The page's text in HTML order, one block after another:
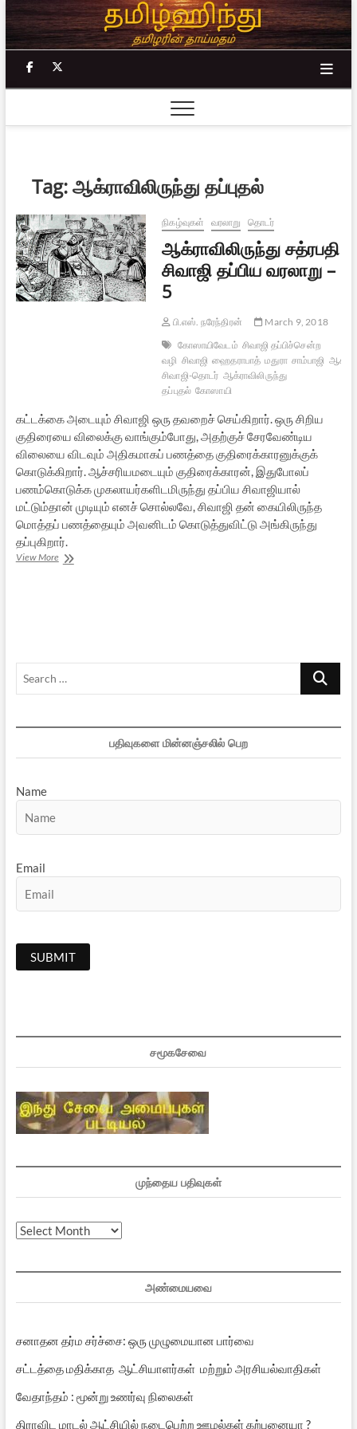
Skip
to
content
facebook
Tag:ஆக்ராவிலிருந்து தப்புதல்
நிகழ்வுகள் வரலாறு தொடர்
ஆக்ராவிலிருந்து சத்ரபதி
சிவாஜி தப்பிய வரலாறு –
5
பி.எஸ். நரேந்திரன்
March 9, 2018
கோஸாயிவேடம் சிவாஜி தப்பிச்சென்ற
வழி சிவாஜி ஹைதராபாத் மதுரா சாம்பாஜி ஆக்ரா-
சிவாஜி-தொடர் ஆக்ராவிலிருந்து
தப்புதல் கோஸாயி
கட்டக்கை அடையும் சிவாஜி ஒரு தவறைச் செய்கிறார். ஒரு சிறிய
குதிரையை விலைக்கு வாங்கும்போது, அதற்குச் சேரவேண்டிய
விலையை விடவும் அதிகமாகப் பணத்தை குதிரைக்காரனுக்குக்
கொடுக்கிறார். ஆச்சரியமடையும் குதிரைக்காரன், இதுபோலப்
பணம்கொடுக்க முகலாயர்களிடமிருந்து தப்பிய சிவாஜியால்
மட்டும்தான் முடியும் எனச் சொல்லவே, சிவாஜி தன் கையிலிருந்த
மொத்தப் பணத்தையும் அவனிடம் கொடுத்துவிட்டு அங்கிருந்து
தப்புகிறார்.
View Moreஆக்ராவிலிருந்து
Search
பதிவுகளை மின்னஞ்சலில் பெற
Name
Email
சமூகசேவை
முந்தைய பதிவுகள்
முந்தைய
அண்மையவை
சனாதன தர்ம சர்ச்சை: ஒரு முழுமையான பார்வை
சட்டத்தை மதிக்காத ஆட்சியாளர்கள் மற்றும் அரசியல்வாதிகள்
வேதாந்தம் : மூன்று உணர்வு நிலைகள்
திராவிட மாடல் ஆட்சியில் நடைபெற்ற ஊழல்கள் கற்பனையா ?